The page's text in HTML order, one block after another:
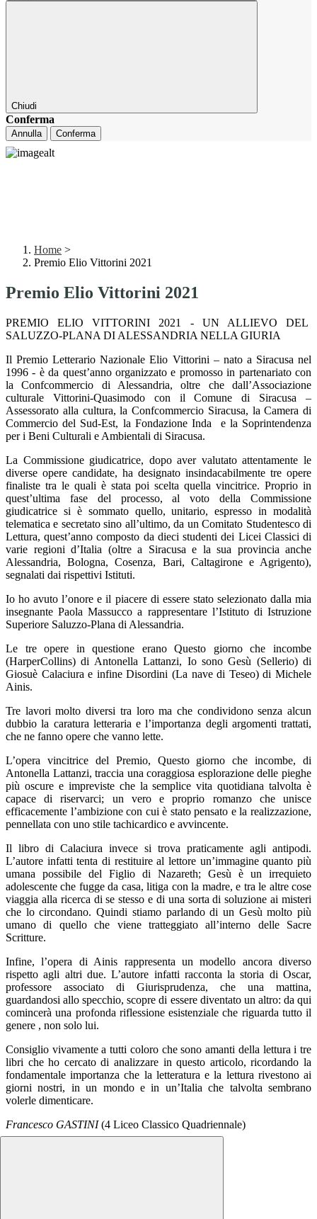
Chiudi
Conferma
Annulla Conferma
Home >
Premio Elio Vittorini 2021
Premio Elio Vittorini 2021
PREMIO ELIO VITTORINI 2021 - UN ALLIEVO DEL
SALUZZO-PLANA DI ALESSANDRIA NELLA GIURIA
Il Premio Letterario Nazionale Elio Vittorini – nato a Siracusa nel
1996 - è da quest’anno organizzato e promosso in partenariato con
la Confcommercio di Alessandria, oltre che dall’Associazione
culturale Vittorini-Quasimodo con il Comune di Siracusa –
Assessorato alla cultura, la Confcommercio Siracusa, la Camera di
Commercio del Sud-Est, la Fondazione Inda e la Soprintendenza
per i Beni Culturali e Ambientali di Siracusa.
La Commissione giudicatrice, dopo aver valutato attentamente le
diverse opere candidate, ha designato insindacabilmente tre opere
finaliste tra le quali è stata poi scelta quella vincitrice. Proprio in
quest’ultima fase del processo, al voto della Commissione
giudicatrice si è sommato quello, unitario, espresso in modalità
telematica e secretato sino all’ultimo, da un Comitato Studentesco di
Lettura, quest’anno composto da dieci studenti dei Licei Classici di
varie regioni d’Italia (oltre a Siracusa e la sua provincia anche
Alessandria, Bologna, Cosenza, Bari, Caltagirone e Agrigento),
segnalati dai rispettivi Istituti.
Io ho avuto l’onore e il piacere di essere stato selezionato dalla mia
insegnante Paola Massucco a rappresentare l’Istituto di Istruzione
Superiore Saluzzo-Plana di Alessandria.
Le tre opere in questione erano Questo giorno che incombe
(HarperCollins) di Antonella Lattanzi, Io sono Gesù (Sellerio) di
Giosuè Calaciura e infine Disordini (La nave di Teseo) di Michele
Ainis.
Tre lavori molto diversi tra loro ma che condividono senza alcun
dubbio la caratura letteraria e l’importanza degli argomenti trattati,
che ne fanno opere che vanno lette.
L’opera vincitrice del Premio, Questo giorno che incombe, di
Antonella Lattanzi, traccia una coraggiosa esplorazione delle pieghe
più oscure e impreviste che la semplice vita quotidiana talvolta è
capace di riservarci; un vero e proprio romanzo che unisce
efficacemente l’ambizione con cui è stato pensato e la realizzazione,
pennellata con uno stile tachicardico e avvincente.
Il libro di Calaciura invece si trova praticamente agli antipodi.
L’autore infatti tenta di restituire al lettore un’immagine quanto più
umana possibile del Figlio di Nazareth; Gesù è un irrequieto
adolescente che fugge da casa, litiga con la madre, e tra le altre cose
viaggia alla ricerca di se stesso e di una sorta di soluzione ai misteri
che lo circondano. Quindi stiamo parlando di un Gesù molto più
umano di quello che viene tratteggiato all’interno delle Sacre
Scritture.
Infine, l’opera di Ainis rappresenta un modello ancora diverso
rispetto agli altri due. L’autore infatti racconta la storia di Oscar,
professore associato di Giurisprudenza, che una mattina,
guardandosi allo specchio, scopre di essere diventato un altro: da qui
comincerà una profonda riflessione esistenziale che riguarda tutto il
genere , non solo lui.
Consiglio vivamente a tutti coloro che sono amanti della lettura i tre
libri che ho cercato di analizzare in questo articolo, ricordando la
fondamentale importanza che la letteratura e la lettura rivestono ai
giorni nostri, in un mondo e in un’Italia che talvolta sembrano
volerle dimenticare.
Francesco GASTINI(4 Liceo Classico Quadriennale)